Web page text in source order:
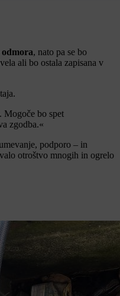
, nato pa se bo
ali bo ostala zapisana v
Mogoče bo spet
zgodba.«
podporo – in
otroštvo mnogih in ogrelo